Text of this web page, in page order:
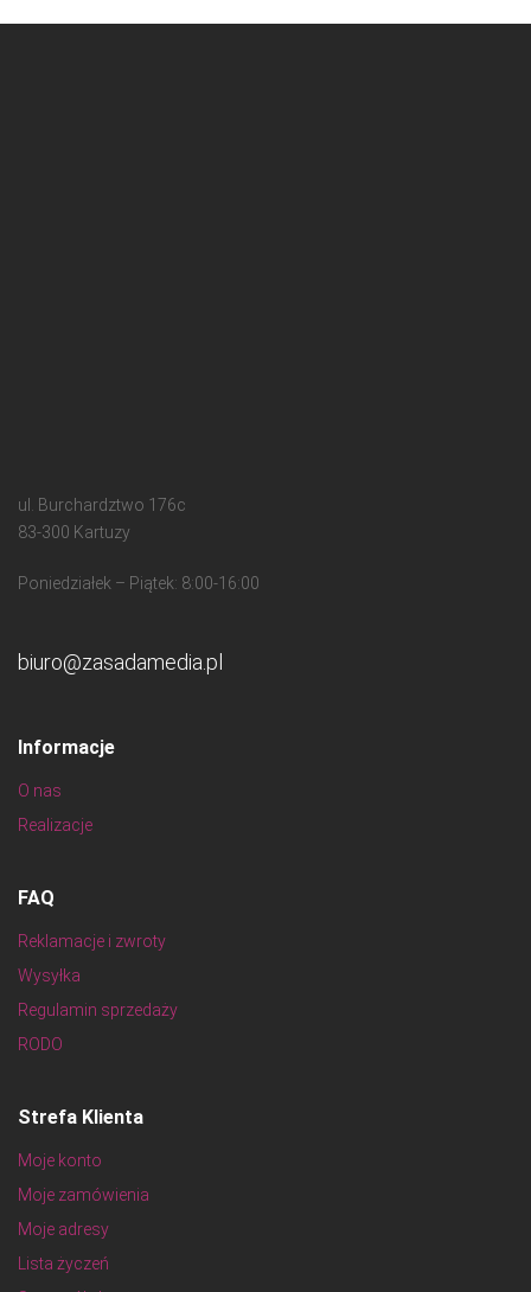
ul. Burchardztwo 176c
83-300 Kartuzy
Poniedziałek – Piątek: 8:00-16:00
biuro@zasadamedia.pl
Informacje
O nas
Realizacje
FAQ
Reklamacje i zwroty
Wysyłka
Regulamin sprzedaży
RODO
Strefa Klienta
Moje konto
Moje zamówienia
Moje adresy
Lista życzeń